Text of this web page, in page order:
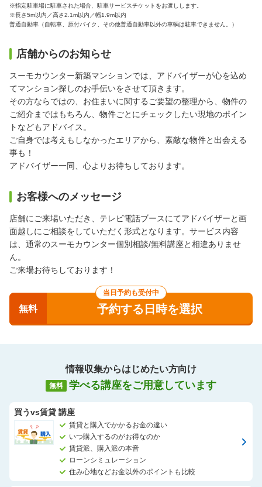
※指定駐車場に駐車された場合、駐車サービスチケットをお渡しします。
※長さ5m以内／高さ2.1m以内／幅1.9m以内
普通自動車（自転車、原付バイク、その他普通自動車以外の車輌は駐車できません。）
店舗からのお知らせ
スーモカウンター新築マンションでは、アドバイザーが心を込め
てマンション探しのお手伝いをさせて頂きます。
その方ならではの、お住まいに関するご要望の整理から、物件の
ご紹介まではもちろん、物件ごとにチェックしたい現地のポイン
トなどもアドバイス。
ご自身では考えもしなかったエリアから、素敵な物件と出会える
事も！
アドバイザー一同、心よりお待ちしております。
お客様へのメッセージ
店舗にご来場いただき、テレビ電話ブースにてアドバイザーと画
面越しにご相談をしていただく形式となります。サービス内容
は、通常のスーモカウンター個別相談/無料講座と相違ありませ
ん。
ご来場お待ちしております！
当日予約も受付中
無料 予約する日時を選択
情報収集からはじめたい方向け
無料 学べる講座をご用意しています
買うvs賃貸 講座
賃貸と購入でかかるお金の違い
いつ購入するのがお得なのか
賃貸派、購入派の本音
ローンシミュレーション
住み心地などお金以外のポイントも比較